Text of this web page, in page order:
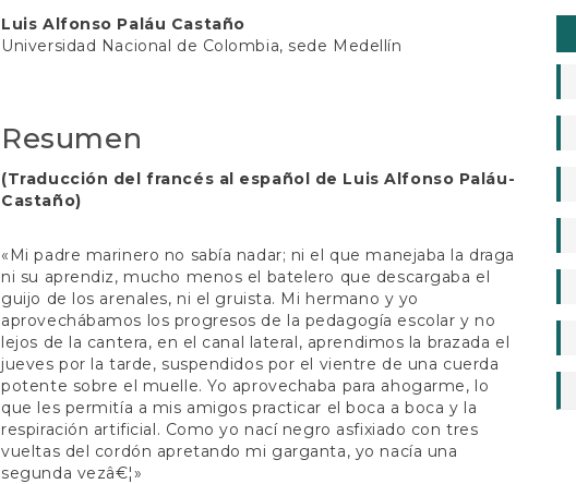
Contenido
principal
artículo
Luis Alfonso Paláu Castaño
Universidad Nacional de Colombia, sede Medellín
Resumen
(Traducción del francés al español de Luis Alfonso Paláu-
Castaño)
«Mi padre marinero no sabía nadar; ni el que manejaba la draga
ni su aprendiz, mucho menos el batelero que descargaba el
guijo de los arenales, ni el gruista. Mi hermano y yo
aprovechábamos los progresos de la pedagogía escolar y no
lejos de la cantera, en el canal lateral, aprendimos la brazada el
jueves por la tarde, suspendidos por el vientre de una cuerda
potente sobre el muelle. Yo aprovechaba para ahogarme, lo
que les permitía a mis amigos practicar el boca a boca y la
respiración artificial. Como yo nací negro asfixiado con tres
vueltas del cordón apretando mi garganta, yo nacía una
segunda vezâ€¦»